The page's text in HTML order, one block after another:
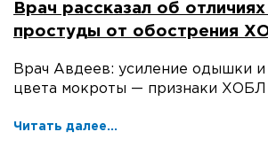
Врач рассказал об
простуды от обострения
Врач Авдеев: усиление одышки и
цвета мокроты — признаки ХОБЛ
Читать далее...